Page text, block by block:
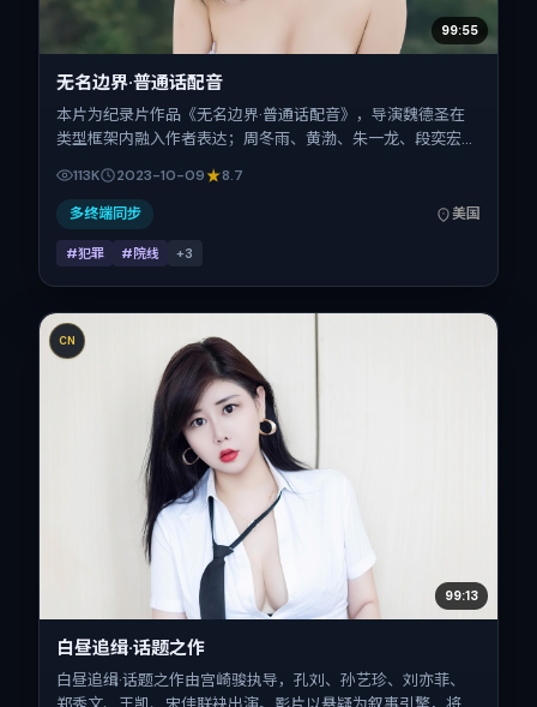
99:55
无名边界·普通话配音
本片为纪录片作品《无名边界·普通话配音》，导演魏德圣在
类型框架内融入作者表达；周冬雨、黄渤、朱一龙、段奕宏、
品背景为美国。上映时间 2023年10月9日（公映登记日
2023-10-09），全片141分钟，节奏张弛有度。
113K 2023-10-09 8.7
多终端同步 美国
#犯罪 #院线 +3
CN
99:13
白昼追缉·话题之作
白昼追缉·话题之作由宫崎骏执导，孔刘、孙艺珍、刘亦菲、